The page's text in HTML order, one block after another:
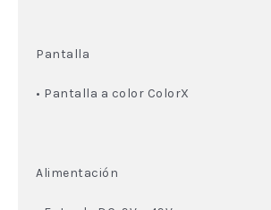
Pantalla
• Pantalla a color ColorX
Alimentación